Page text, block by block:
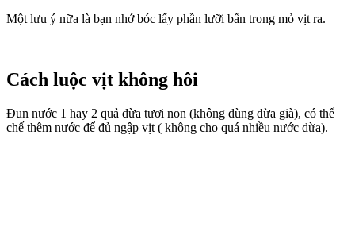
Một lưu ý nữa là bạn nhớ bóc lấy phần lưỡi bẩn trong mỏ vịt ra.
Cách luộc vịt không hôi
Đun nước 1 hay 2 quả dừa tươi non (không dùng dừa già), có thể
chế thêm nước để đủ ngập vịt ( không cho quá nhiều nước dừa).